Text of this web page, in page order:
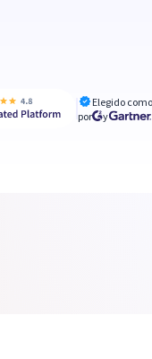
Elegido
por
y